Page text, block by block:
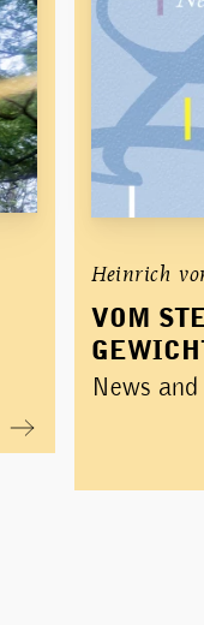
Heinrich
VOM
News